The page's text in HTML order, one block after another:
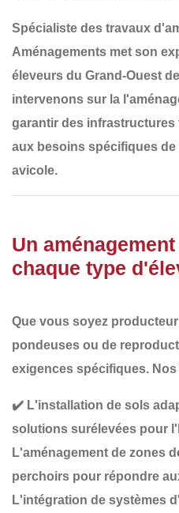
Spécialiste des travaux
Aménagements met son
éleveurs du Grand-Ouest
intervenons sur la
garantir des infrastructures
aux besoins spécifiques
avicole.
Un
chaque type
Que vous soyez
pondeuses ou de
exigences spécifiques.
✔️ L'installation de sols
solutions surélevées pour
L'aménagement de zones
perchoirs pour répondre
L'intégration de systèmes